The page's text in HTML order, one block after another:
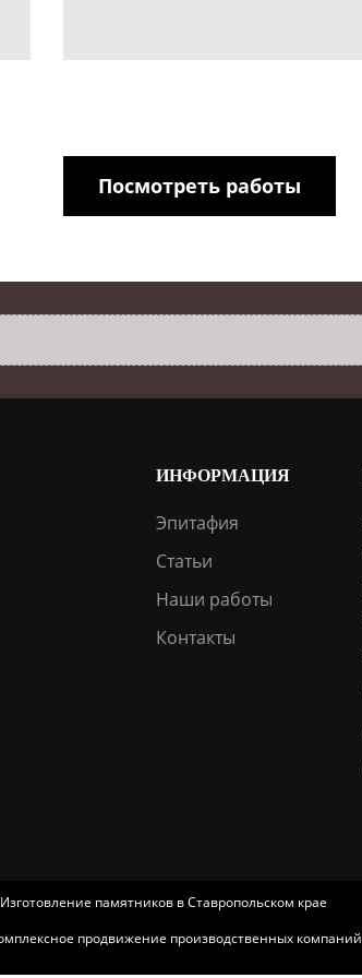
Посмотреть работы
ИНФОРМАЦИЯ
Эпитафия
Статьи
Наши работы
Контакты
памятников в Ставропольском крае
продвижение производственных компаний